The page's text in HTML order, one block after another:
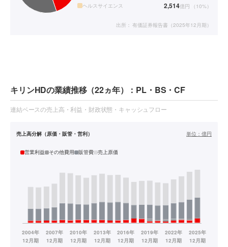
ヘルスサイエンス 2,514億円 （ 10%）
出所： 有価証券報告書（2025年12月期）
キリンHDの業績推移（22ヵ年）：PL・BS・CF
連結ベースの売上高・利益・財政状態・キャッシュフロー
売上高分解（原価・販管・営利） 単位： 億円
営業利益 その他費用 販管費 売上原価